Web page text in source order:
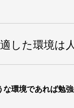
した環境は
環境であれば勉